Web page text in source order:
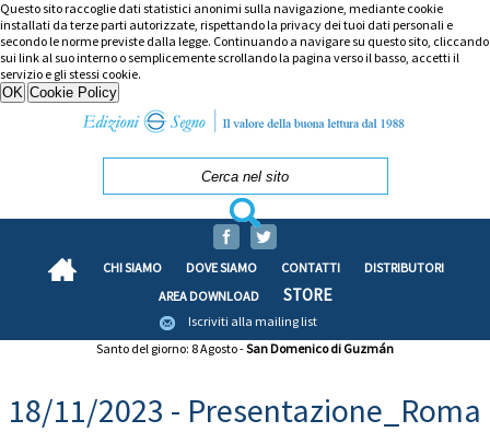
Questo sito raccoglie dati statistici anonimi sulla navigazione, mediante cookie
installati da terze parti autorizzate, rispettando la privacy dei tuoi dati personali e
secondo le norme previste dalla legge. Continuando a navigare su questo sito, cliccando
sui link al suo interno o semplicemente scrollando la pagina verso il basso, accetti il
servizio e gli stessi cookie.
CHI SIAMO DOVE SIAMO CONTATTI
DISTRIBUTORI
AREA DOWNLOAD
STORE
Iscriviti alla mailing list
Santo del giorno: 8 Agosto -San Domenico di Guzmán
18/11/2023 - Presentazione_Roma